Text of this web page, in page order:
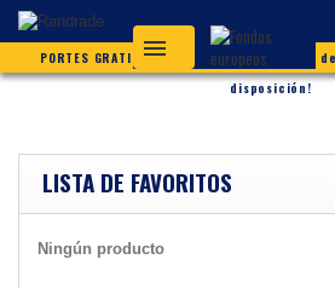
PORTES GRATIS (según condiciones)
disposición!
LISTA DE FAVORITOS
Ningún producto